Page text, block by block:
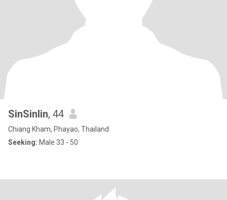
SinSinlin, 44
Chiang Kham, Phayao, Thailand
Seeking: Male 33 - 50